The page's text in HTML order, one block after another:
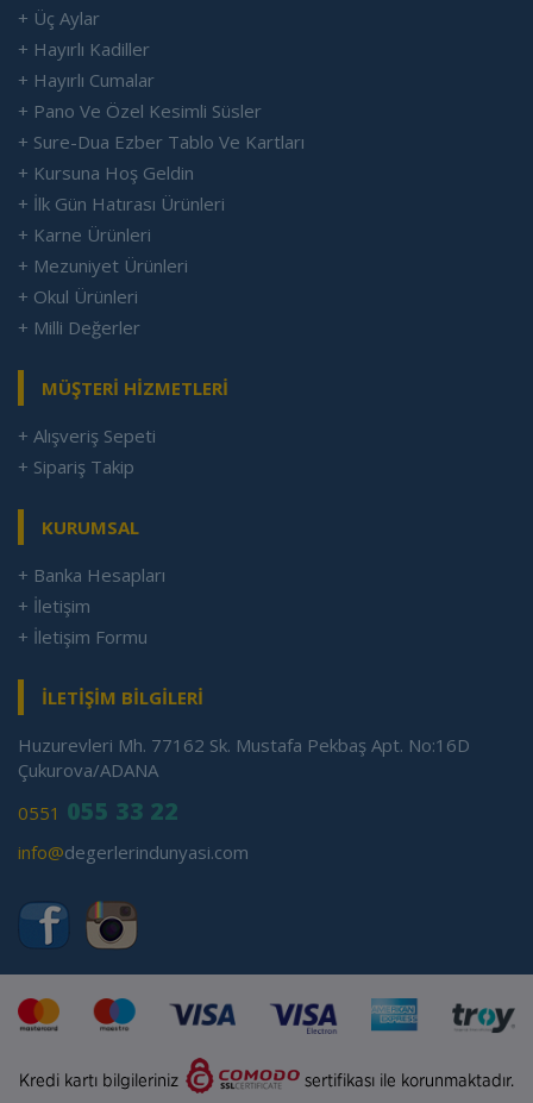
+ Üç Aylar
+ Hayırlı Kadiller
+ Hayırlı Cumalar
+ Pano Ve Özel Kesimli Süsler
+ Sure-Dua Ezber Tablo Ve Kartları
+ Kursuna Hoş Geldin
+ İlk Gün Hatırası Ürünleri
+ Karne Ürünleri
+ Mezuniyet Ürünleri
+ Okul Ürünleri
+ Milli Değerler
MÜŞTERİ HİZMETLERİ
+ Alışveriş Sepeti
+ Sipariş Takip
KURUMSAL
+ Banka Hesapları
+ İletişim
+ İletişim Formu
İLETİŞİM BİLGİLERİ
Huzurevleri Mh. 77162 Sk. Mustafa Pekbaş Apt. No:16D
Çukurova/ADANA
0551 055 33 22
info@degerlerindunyasi.com